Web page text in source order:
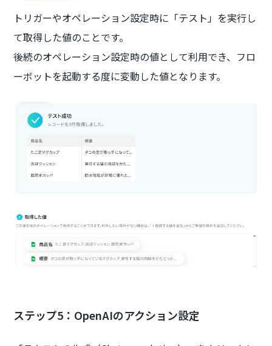
トリガーやオペレーション設定時に「テスト」を実行し
て取得した値のことです。
後続のオペレーション設定時の値として利用でき、フロ
ーボットを起動する度に変動した値となります。
ステップ5：OpenAIのアクション設定